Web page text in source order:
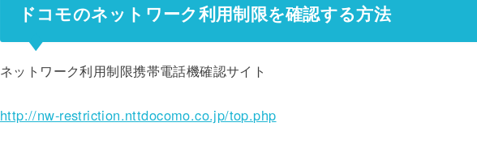
ドコモのネットワーク利用制限を確認する方法
ネットワーク利用制限携帯電話機確認サイト
http://nw-restriction.nttdocomo.co.jp/top.php